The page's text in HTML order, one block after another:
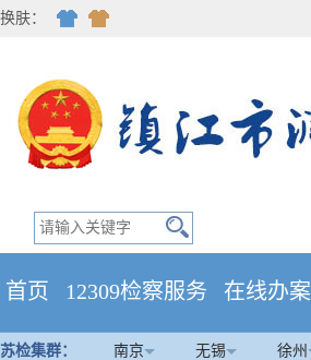
换肤：
首页 12309检察服务 在线办案
苏检集群： 南京 无锡 徐州